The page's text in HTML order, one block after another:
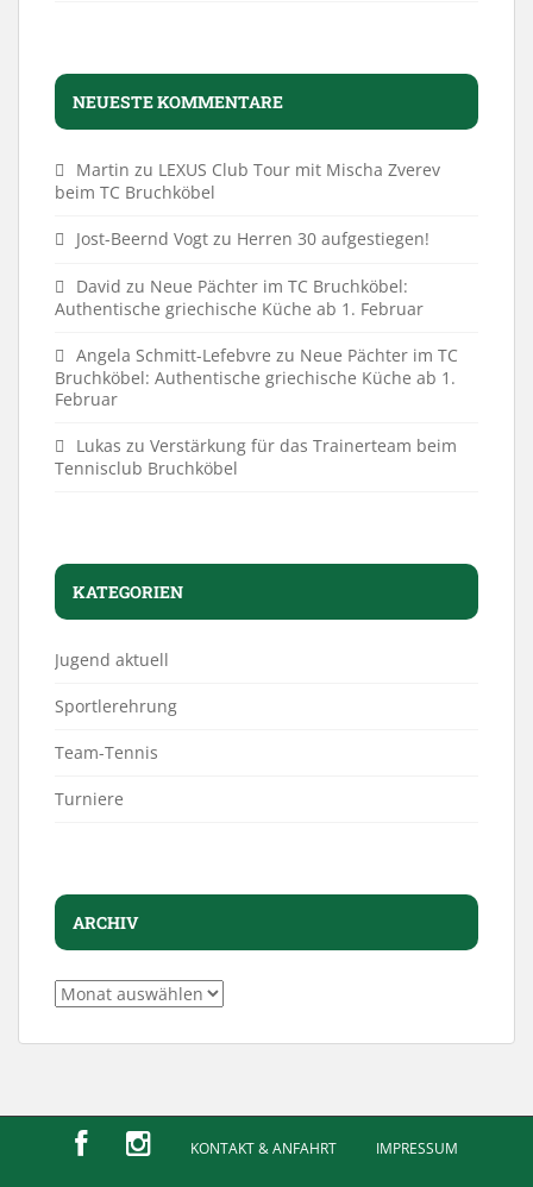
NEUESTE KOMMENTARE
Martin zu LEXUS Club Tour mit Mischa Zverev
beim TC Bruchköbel
Jost-Beernd Vogt zu Herren 30 aufgestiegen!
David zu Neue Pächter im TC Bruchköbel:
Authentische griechische Küche ab 1. Februar
Angela Schmitt-Lefebvre zu Neue Pächter im TC
Bruchköbel: Authentische griechische Küche ab 1.
Februar
Lukas zu Verstärkung für das Trainerteam beim
Tennisclub Bruchköbel
KATEGORIEN
Jugend aktuell
Sportlerehrung
Team-Tennis
Turniere
ARCHIV
Archiv
KONTAKT & ANFAHRT IMPRESSUM